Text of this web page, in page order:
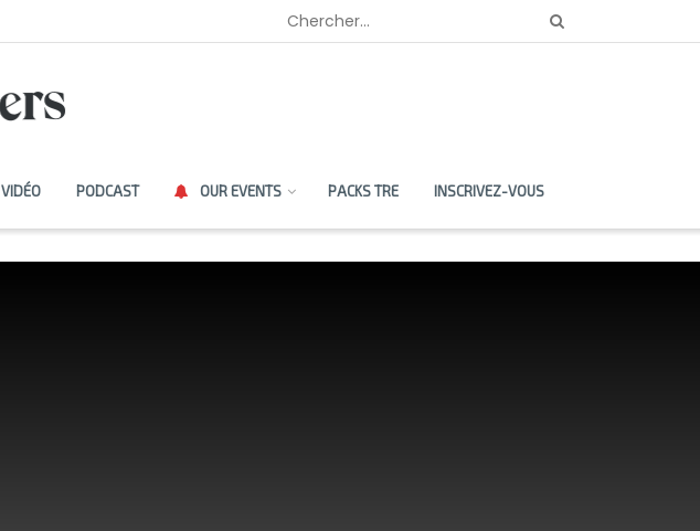
VIDÉO PODCAST OUR EVENTS PACKS TRE INSCRIVEZ-VOUS